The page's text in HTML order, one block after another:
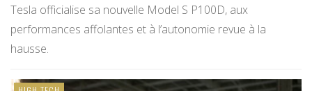
Tesla officialise sa nouvelle Model S P100D, aux
performances affolantes et à l’autonomie revue à la
hausse.